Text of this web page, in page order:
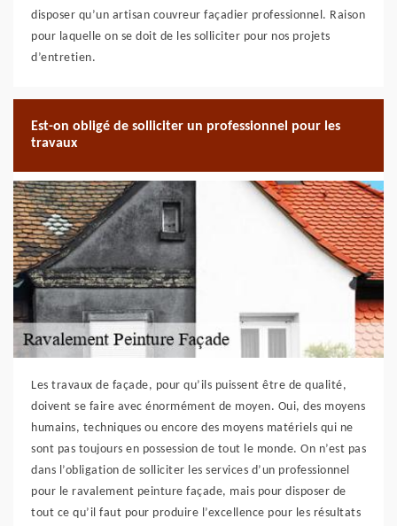
disposer qu’un artisan couvreur façadier professionnel. Raison
pour laquelle on se doit de les solliciter pour nos projets
d’entretien.
Est-on obligé de solliciter un professionnel pour les
travaux
Les travaux de façade, pour qu’ils puissent être de qualité,
doivent se faire avec énormément de moyen. Oui, des moyens
humains, techniques ou encore des moyens matériels qui ne
sont pas toujours en possession de tout le monde. On n’est pas
dans l’obligation de solliciter les services d’un professionnel
pour le ravalement peinture façade, mais pour disposer de
tout ce qu’il faut pour produire l’excellence pour les résultats